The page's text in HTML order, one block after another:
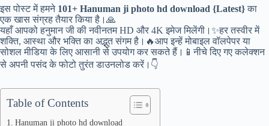
इस पोस्ट में हमने 101+ Hanuman ji photo hd download {Latest}का
एक खास संग्रह तैयार किया है।🙏
यहाँ आपको हनुमान जी की नवीनतम HD और 4K इमेज मिलेंगी।✨हर तस्वीर में
शक्ति, आस्था और भक्ति का अद्भुत संगम है।🔥आप इन्हें मोबाइल वॉलपेपर या
सोशल मीडिया के लिए आसानी से उपयोग कर सकते हैं।📱नीचे दिए गए कलेक्शन
से अपनी पसंद के फोटो तुरंत डाउनलोड करें।👇
Table of Contents
Hanuman ji photo hd download